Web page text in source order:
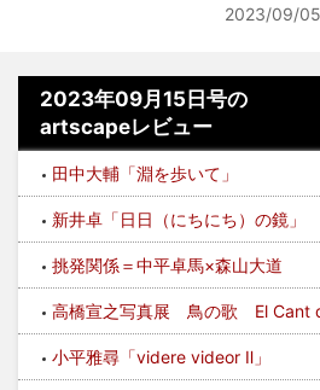
2023/09/05
2023年09月15日号の
artscapeレビュー
田中大輔「淵を歩いて」
新井卓「日日（にちにち）の鏡」
挑発関係＝中平卓馬×森山大道
高橋宣之写真展 鳥の歌 El Cant
小平雅尋「videre videor Ⅱ」